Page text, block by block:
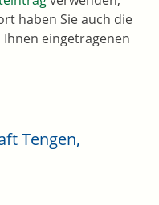
haben Sie auch die
eingetragenen
Tengen,